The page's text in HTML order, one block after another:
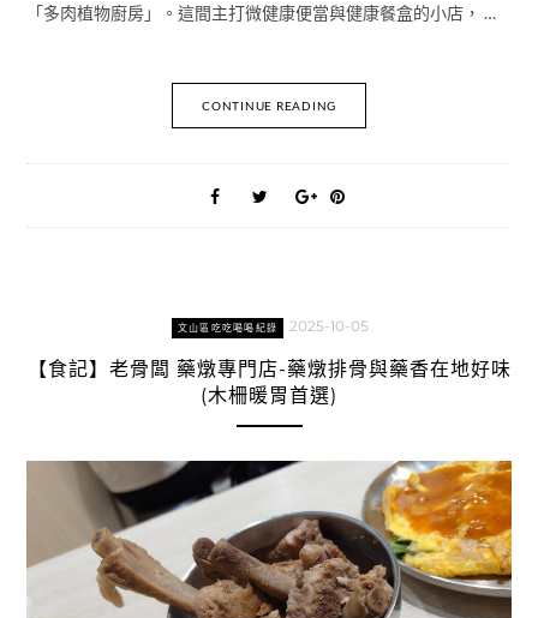
「多肉植物廚房」。這間主打微健康便當與健康餐盒的小店， …
CONTINUE READING
文山區吃吃喝喝紀錄 2025-10-05
【食記】老骨闆 藥燉專門店-藥燉排骨與藥香在地好味
(木柵暖胃首選)